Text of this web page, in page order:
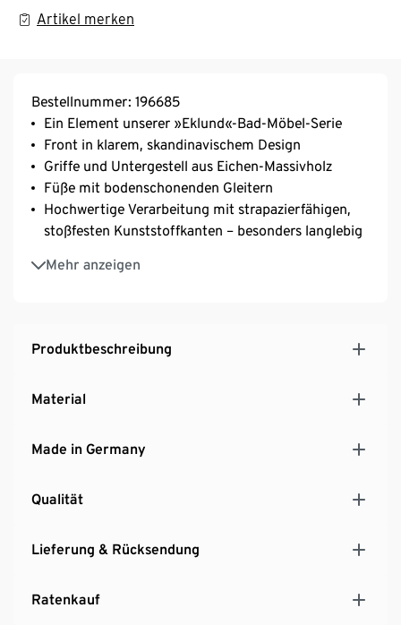
Artikel merken
Bestellnummer: 196685
Ein Element unserer »Eklund«-Bad-Möbel-Serie
Front in klarem, skandinavischem Design
Griffe und Untergestell aus Eichen-Massivholz
Füße mit bodenschonenden Gleitern
Hochwertige Verarbeitung mit strapazierfähigen,
stoßfesten Kunststoffkanten – besonders langlebig
Mehr anzeigen
2 Türen mit Klickscharnieren und Softdämpfung –
einfache Montage im Handumdrehen
MADE IN GERMANY
Produktbeschreibung
Material
Made in Germany
Qualität
Lieferung & Rücksendung
Ratenkauf